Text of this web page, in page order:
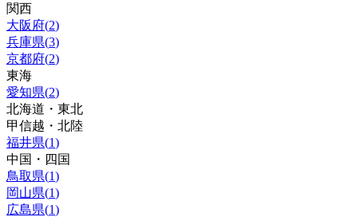
関西
大阪府(2)
兵庫県(3)
京都府(2)
東海
愛知県(2)
北海道・東北
甲信越・北陸
福井県(1)
中国・四国
鳥取県(1)
岡山県(1)
広島県(1)